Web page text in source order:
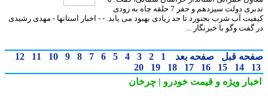
تدبری دولت سیزدهم و حفر 7 حلقه چاه به زودی
آب شرب بجنورد تا حد زیادی بهبود می یابد. - - اخبار استانها - مهدی رشیدی
وگو با خبرنگار ...
قبل صفحه بعد 1
2
3
4
5
6
7
8
9
10
11
12
14
15
16
17
18
19
20
ویژهو قیمت خودرو | چرخان